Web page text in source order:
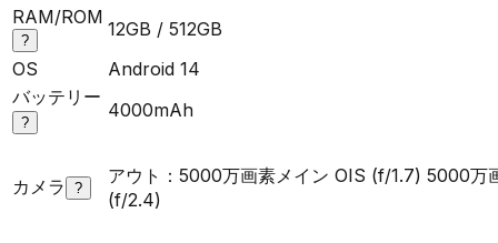
RAM/ROM
?
12GB / 512GB
OS
Android 14
バッテリー
?
4000mAh
カメラ ?
アウト：5000万画素メイン OIS (f/1.7) 5000万
(f/2.4)